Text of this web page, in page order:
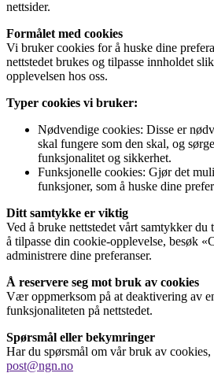
nettsider.
Formålet med cookies
Vi bruker cookies for å huske dine
nettstedet brukes og tilpasse innholdet
opplevelsen hos oss.
Typer cookies vi bruker:
Nødvendige cookies: Disse er
skal fungere som den skal, og
funksjonalitet og sikkerhet.
Funksjonelle cookies: Gjør det
funksjoner, som å huske dine
Ditt samtykke er viktig
Ved å bruke nettstedet vårt samtykker
å tilpasse din cookie-opplevelse, besøk
administrere dine preferanser.
Å reservere seg mot bruk av cookies
Vær oppmerksom på at deaktivering av
funksjonaliteten på nettstedet.
Spørsmål eller bekymringer
Har du spørsmål om vår bruk av cookies,
post@ngn.no